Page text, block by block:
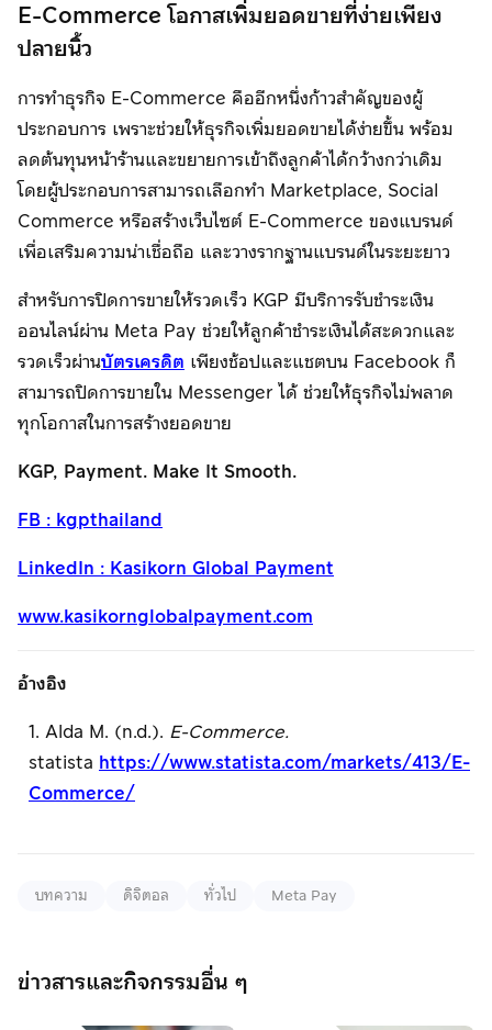
E-Commerce โอกาสเพิ่มยอดขายที่ง่ายเพียง
ปลายนิ้ว
การทำธุรกิจ E-Commerce คืออีกหนึ่งก้าวสำคัญของผู้
ประกอบการ เพราะช่วยให้ธุรกิจเพิ่มยอดขายได้ง่ายขึ้น พร้อม
ลดต้นทุนหน้าร้านและขยายการเข้าถึงลูกค้าได้กว้างกว่าเดิม
โดยผู้ประกอบการสามารถเลือกทำ Marketplace, Social
Commerce หรือสร้างเว็บไซต์ E-Commerce ของแบรนด์
เพื่อเสริมความน่าเชื่อถือ และวางรากฐานแบรนด์ในระยะยาว
สำหรับการปิดการขายให้รวดเร็ว KGP มีบริการรับชำระเงิน
ออนไลน์ผ่าน Meta Pay ช่วยให้ลูกค้าชำระเงินได้สะดวกและ
รวดเร็วผ่านบัตรเครดิต เพียงช้อปและแชตบน Facebook ก็
สามารถปิดการขายใน Messenger ได้ ช่วยให้ธุรกิจไม่พลาด
ทุกโอกาสในการสร้างยอดขาย
KGP, Payment. Make It Smooth.
FB : kgpthailand
LinkedIn : Kasikorn Global Payment
www.kasikornglobalpayment.com
อ้างอิง
1. Alda M. (n.d.). E-Commerce.
statista https://www.statista.com/markets/413/E-
Commerce/
บทความ ดิจิตอล ทั่วไป Meta Pay
ข่าวสารและกิจกรรมอื่น ๆ